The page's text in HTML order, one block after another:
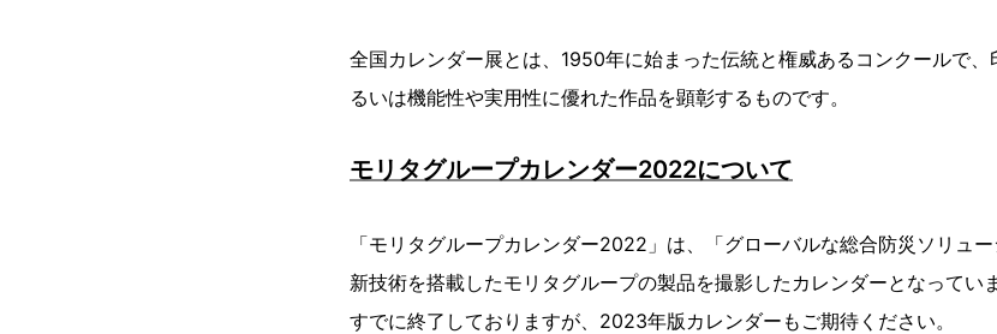
全国カレンダー展とは、1950年に始まった伝統と権威あるコンクールで
るいは機能性や実用性に優れた作品を顕彰するものです。
モリタグループカレンダー2022について
「モリタグループカレンダー2022」は、「グローバルな総合防災ソリュ
新技術を搭載したモリタグループの製品を撮影したカレンダーとなってい
すでに終了しておりますが、2023年版カレンダーもご期待ください。